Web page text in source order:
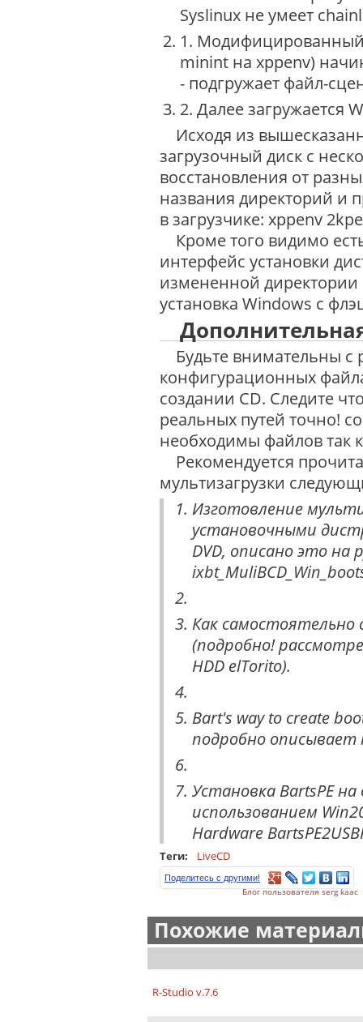
Syslinux не умеет
1.
minint на xppenv)
- подгружает файл-
2. Далее загружается
Исходя из
загрузочный диск с
восстановления от
названия директорий и
в загрузчике: xppenv
Кроме того видимо
интерфейс установки
измененной
установка Windows с
Будьте внимательны с
конфигурационных
создании CD. Следите
реальных путей точно!
необходимы файлов так
Рекомендуется
мультизагрузки
Изготовление
установочными
DVD, описано это на
Как самостоятельно
(подробно!
HDD elTorito).
Bart's way to create
подробно описывает
Установка BartsPE
использованием
Hardware
Теги: LiveCD
Поделитесь с другими!
Блог пользователя serg kaac
Похожие
R-Studio v.7.6